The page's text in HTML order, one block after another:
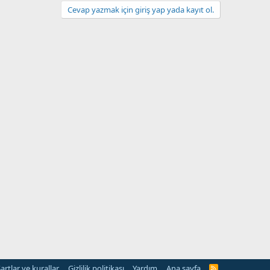
Cevap yazmak için giriş yap yada kayıt ol.
R